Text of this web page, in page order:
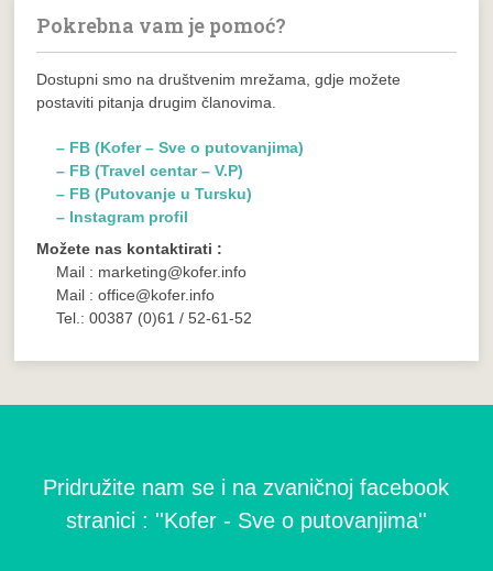
Pokrebna vam je pomoć?
Dostupni smo na društvenim mrežama, gdje možete
postaviti pitanja drugim članovima.
– FB (Kofer – Sve o putovanjima)
– FB (Travel centar – V.P)
– FB (Putovanje u Tursku)
– Instagram profil
Možete nas kontaktirati :
Mail : marketing@kofer.info
Mail : office@kofer.info
Tel.: 00387 (0)61 / 52-61-52
Pridružite nam se i na zvaničnoj facebook
stranici : ''Kofer - Sve o putovanjima''